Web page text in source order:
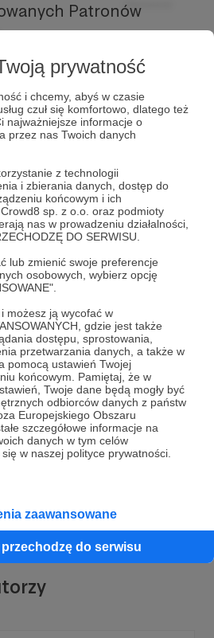
prywatność
i chcemy, abyś w czasie
czuł się komfortowo, dlatego też
najważniejsze informacje o
przez nas Twoich danych
z technologii
i zbierania danych, dostęp do
końcowym i ich
sp. z o.o. oraz podmioty
nas w prowadzeniu działalności,
DO SERWISU.
lub zmienić swoje preferencje
osobowych, wybierz opcję
możesz ją wycofać w
gdzie jest także
dostępu, sprostowania,
przetwarzania danych, a także w
pomocą ustawień Twojej
końcowym. Pamiętaj, że w
Twoje dane będą mogły być
odbiorców danych z państw
Europejskiego Obszaru
szczegółowe informacje na
danych w tym celów
w naszej polityce prywatności.
zaawansowane
do serwisu
Odpowiedz
Odpowiedz
Odpowiedz
Patronów
dostęp!
Patronem
grona Patronów!
AutoraRed-Alert Fundacja
teraz!